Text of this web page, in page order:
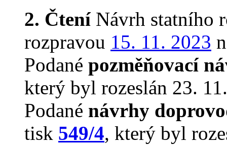
2. ČteníNávrh statního
rozpravou 15. 11. 2023
Podané pozměňovací
který byl rozeslán 23.
Podané návrhy
tisk 549/4, který byl